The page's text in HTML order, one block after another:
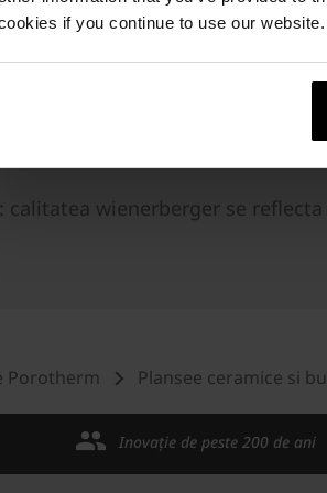
if you continue to use our website.
cuprinse intre 1.50 - 7.25
65
/ 7.25 - pas de 25 cm
2 x 12.5
calitatea wienerberger se
Porotherm Plansee ceramice si
Inovație de peste 200 de ani